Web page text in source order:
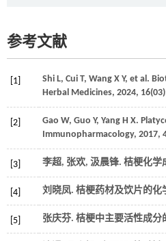
参考文献
[1] Shi L, Cui T, Wang X Y, et al.
Herbal Medicines, 2024, 16
[2] Gao W, Guo Y, Yang H X.
Immunopharmacology, 2017,
[3] 李超, 张欢, 汲晨锋. 桔梗化
[4] 刘晓凤. 桔梗药材及饮片的
[5] 张庆芬. 桔梗中主要活性成